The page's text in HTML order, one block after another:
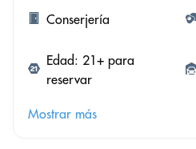
Conserjería
Edad: 21+ para
reservar
Mostrar más